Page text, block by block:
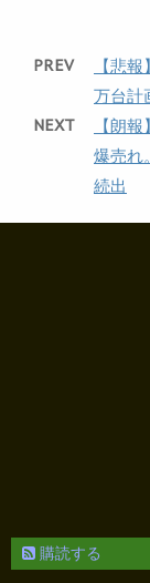
PREV
【悲
万台計
NEXT
【朗
爆売れ
続出
購読する